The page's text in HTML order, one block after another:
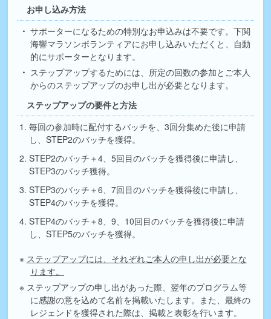
お申し込み方法
サポーターになるための特別なお申込みは不要です。下関
海響マラソンボランティアにお申し込みいただくと、自動
的にサポーターとなります。
ステップアップするためには、所定の回数の参加とご本人
からのステップアップのお申し出が必要となります。
ステップアップの要件と方法
毎回の参加時に配付するバッチを、3回分集めた後に申請
し、STEP2のバッチを獲得。
STEP2のバッチ＋4、5回目のバッチを獲得後に申請し、
STEP3のバッチ獲得。
STEP3のバッチ＋6、7回目のバッチを獲得後に申請し、
STEP4のバッチを獲得。
STEP4のバッチ＋8、9、10回目のバッチを獲得後に申請
し、STEP5のバッチを獲得。
ステップアップには、それぞれご本人の申し出が必要とな
ります。
ステップアップの申し出があった際、翌年のプログラム等
に感謝の意を込めて名前を掲載いたします。また、最終の
レジェンドを獲得された際は、掲載と表彰を行います。